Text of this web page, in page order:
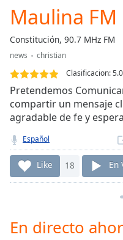
Current
Time 0:00
Loaded
0.00%
Stream
TypeLIVE
Seek to
live,
currently
behind
liveLIVE
Remaining
Time-
Playback
Maulina FM
Constitución, 90.7 MHz FM
news
christian
Clasificacion:5.0
Pretendemos
compartir un mensaje
agradable de fe y
Español
Like 18 En
En directo